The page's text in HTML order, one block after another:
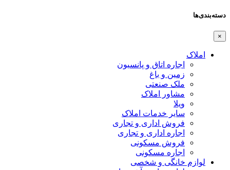
دسته‌بندی‌ها
×
املاک
اجاره اتاق و پانسیون
زمین و باغ
ملک صنعتی
مشاور املاک
ویلا
سایر خدمات املاک
فروش اداری و تجاری
اجاره اداری و تجاری
فروش مسکونی
اجاره مسکونی
لوازم خانگی و شخصی